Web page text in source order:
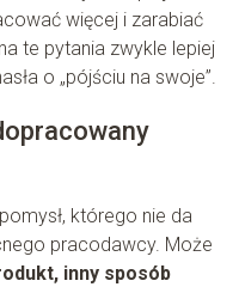
więcej i zarabiać
te pytania zwykle lepiej
o „pójściu na swoje”.
którego nie da
pracodawcy. Może
inny sposób